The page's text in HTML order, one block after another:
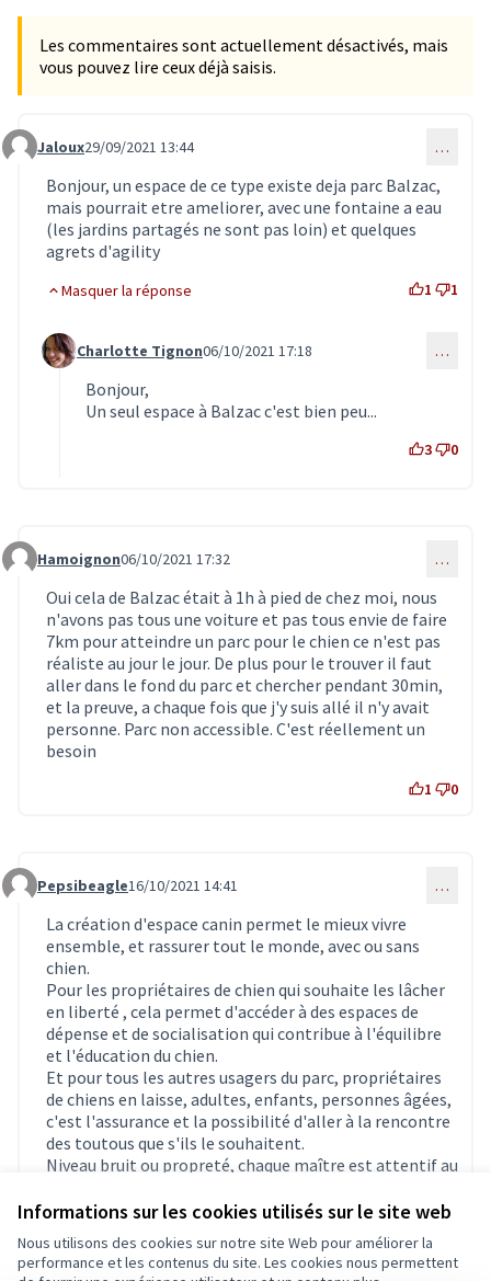
Informations sur les cookies utilisés sur le site web
Nous utilisons des cookies sur notre site Web pour améliorer la
performance et les contenus du site. Les cookies nous permettent
Les commentaires sont actuellement désactivés, mais
vous pouvez lire ceux déjà saisis.
Commentaire 3411
Jaloux29/09/2021 13:44 …
Bonjour, un espace de ce type existe deja parc Balzac,
mais pourrait etre ameliorer, avec une fontaine a eau
(les jardins partagés ne sont pas loin) et quelques
agrets d'agility
Masquer la réponse 1 1
Commentaire 3449 (réponse au commentaire 3411)
Charlotte Tignon06/10/2021 17:18 …
Bonjour,
Un seul espace à Balzac c'est bien peu...
3 0
Commentaire 3450
Hamoignon06/10/2021 17:32 …
Oui cela de Balzac était à 1h à pied de chez moi, nous
n'avons pas tous une voiture et pas tous envie de faire
7km pour atteindre un parc pour le chien ce n'est pas
réaliste au jour le jour. De plus pour le trouver il faut
aller dans le fond du parc et chercher pendant 30min,
et la preuve, a chaque fois que j'y suis allé il n'y avait
personne. Parc non accessible. C'est réellement un
besoin
1 0
Commentaire 3481
Pepsibeagle16/10/2021 14:41 …
La création d'espace canin permet le mieux vivre
ensemble, et rassurer tout le monde, avec ou sans
chien.
Pour les propriétaires de chien qui souhaite les lâcher
en liberté , cela permet d'accéder à des espaces de
dépense et de socialisation qui contribue à l'équilibre
et l'éducation du chien.
Et pour tous les autres usagers du parc, propriétaires
de chiens en laisse, adultes, enfants, personnes âgées,
c'est l'assurance et la possibilité d'aller à la rencontre
des toutous que s'ils le souhaitent.
Niveau bruit ou propreté, chaque maître est attentif au
parent s'assure du niveau sonore de son enfant en
Alors avec ou sans chien, soutenez ce projet qui
profiter à tous et est très attendu depuis plusieurs